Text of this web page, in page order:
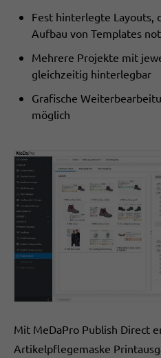
Fest hinterlegte Layouts,
Aufbau von Templates
Mehrere Projekte mit
gleichzeitig hinterlegbar
Grafische
möglich
Mit MeDaPro Publish Direct
Artikelpflegemaske